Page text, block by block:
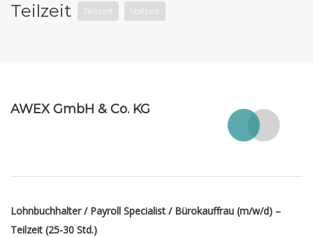
Teilzeit
Teilzeit Vollzeit
AWEX GmbH & Co. KG
Lohnbuchhalter / Payroll Specialist / Bürokauffrau (m/w/d) –
Teilzeit (25-30 Std.)